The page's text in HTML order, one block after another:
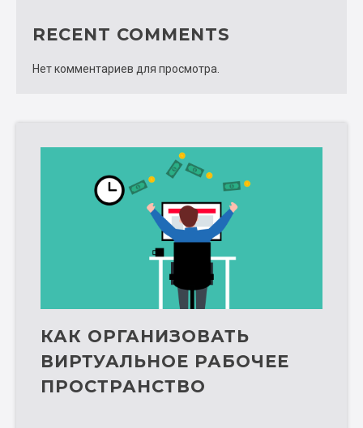
RECENT COMMENTS
Нет комментариев для просмотра.
КАК ОРГАНИЗОВАТЬ
ВИРТУАЛЬНОЕ РАБОЧЕЕ
ПРОСТРАНСТВО